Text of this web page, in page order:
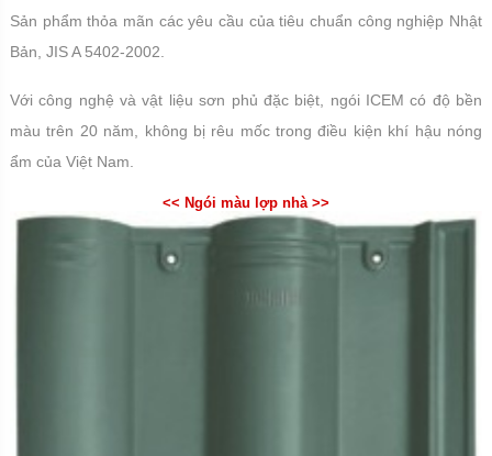
Sản phẩm thỏa mãn các yêu cầu của tiêu chuẩn công nghiệp Nhật
Bản, JIS A 5402-2002.
Với công nghệ và vật liệu sơn phủ đặc biệt, ngói ICEM có độ bền
màu trên 20 năm, không bị rêu mốc trong điều kiện khí hậu nóng
ẩm của Việt Nam.
<< Ngói màu lợp nhà >>